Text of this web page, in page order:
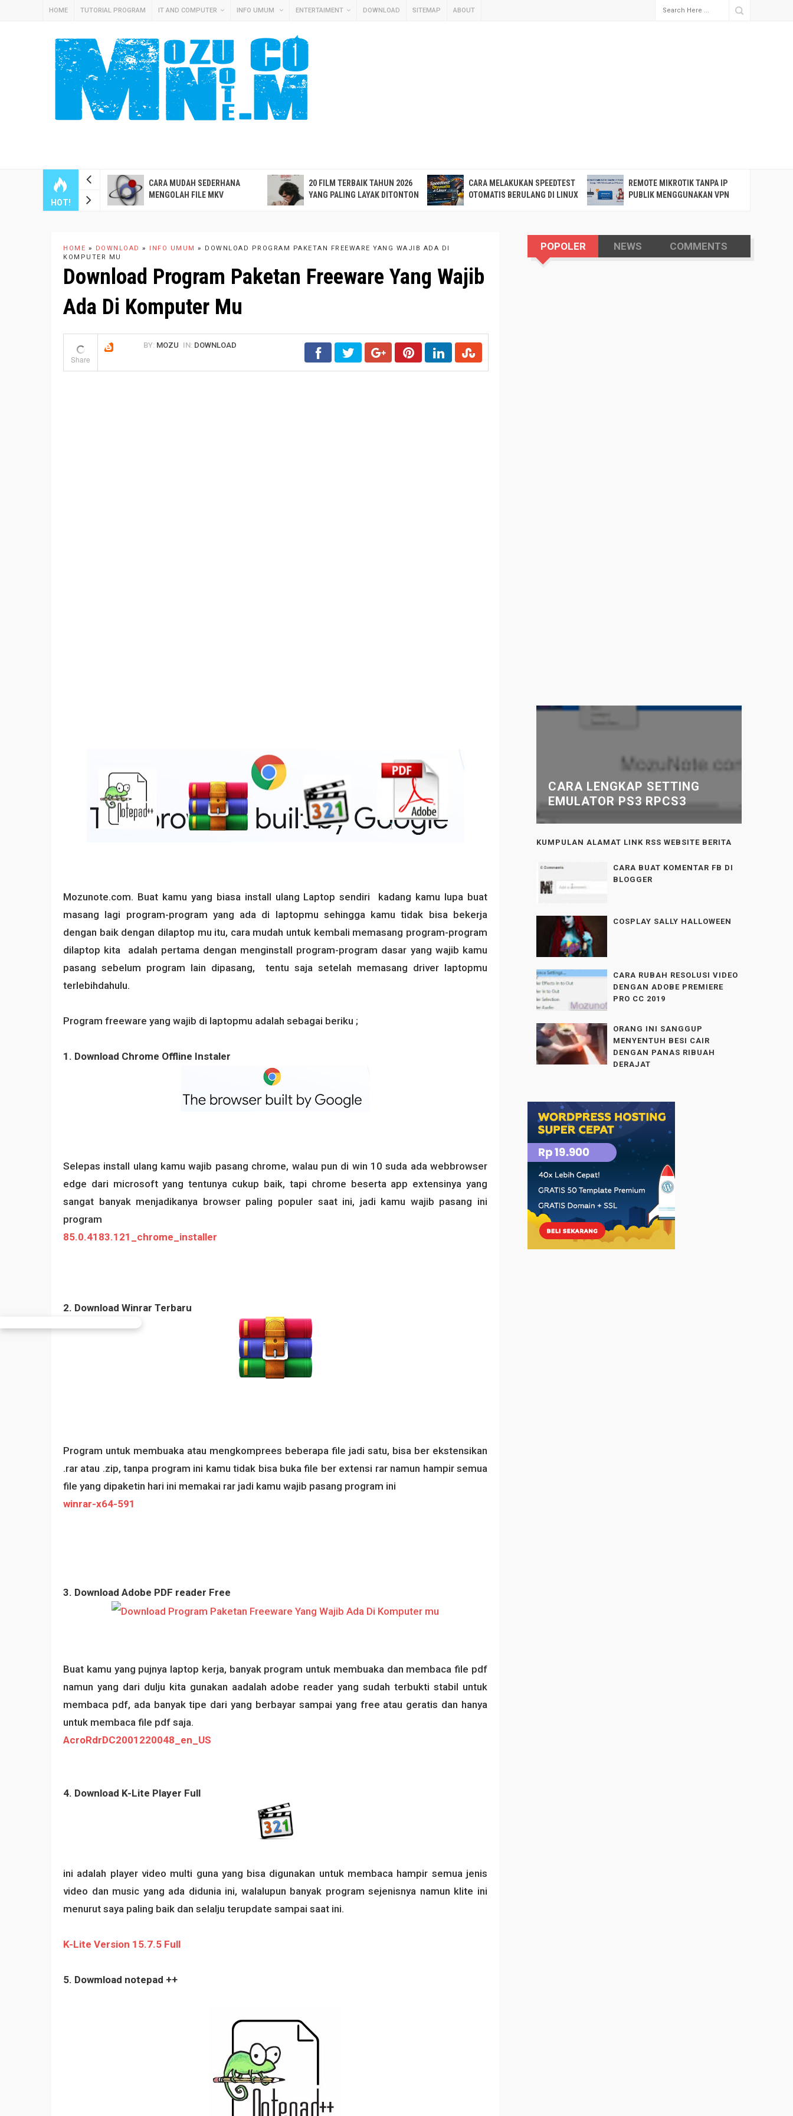
HOME TUTORIAL PROGRAM IT AND COMPUTER INFO UMUM ENTERTAIMENT DOWNLOAD SITEMAP ABOUT
HOT!
CEPAT INSTALL
OS DI
CARA MUDAH SEDERHANA
MENGOLAH FILE MKV
20 FILM TERBAIK TAHUN 2026
YANG PALING LAYAK DITONTON
CARA MELAKUKAN SPEEDTEST
OTOMATIS BERULANG DI LINUX
REMOTE MIKROTIK TANPA IP
PUBLIK MENGGUNAKAN VPN
HOME » DOWNLOAD » INFO UMUM » DOWNLOAD PROGRAM PAKETAN FREEWARE YANG WAJIB ADA DI
KOMPUTER MU
Download Program Paketan Freeware Yang Wajib
Ada Di Komputer Mu
BY: MOZU IN: DOWNLOAD
Mozunote.com. Buat kamu yang biasa install ulang Laptop sendiri kadang kamu lupa buat
masang lagi program-program yang ada di laptopmu sehingga kamu tidak bisa bekerja
dengan baik dengan dilaptop mu itu, cara mudah untuk kembali memasang program-program
dilaptop kita adalah pertama dengan menginstall program-program dasar yang wajib kamu
pasang sebelum program lain dipasang, tentu saja setelah memasang driver laptopmu
terlebihdahulu.
Program freeware yang wajib di laptopmu adalah sebagai beriku ;
1. Download Chrome Offline Instaler
Selepas install ulang kamu wajib pasang chrome, walau pun di win 10 suda ada webbrowser
edge dari microsoft yang tentunya cukup baik, tapi chrome beserta app extensinya yang
sangat banyak menjadikanya browser paling populer saat ini, jadi kamu wajib pasang ini
program
85.0.4183.121_chrome_installer
2. Download Winrar Terbaru
Program untuk membuaka atau mengkomprees beberapa file jadi satu, bisa ber ekstensikan
.rar atau .zip, tanpa program ini kamu tidak bisa buka file ber extensi rar namun hampir semua
file yang dipaketin hari ini memakai rar jadi kamu wajib pasang program ini
winrar-x64-591
3. Download Adobe PDF reader Free
Buat kamu yang pujnya laptop kerja, banyak program untuk membuaka dan membaca file pdf
namun yang dari dulju kita gunakan aadalah adobe reader yang sudah terbukti stabil untuk
membaca pdf, ada banyak tipe dari yang berbayar sampai yang free atau geratis dan hanya
untuk membaca file pdf saja.
AcroRdrDC2001220048_en_US
4. Download K-Lite Player Full
ini adalah player video multi guna yang bisa digunakan untuk membaca hampir semua jenis
video dan music yang ada didunia ini, walalupun banyak program sejenisnya namun klite ini
menurut saya paling baik dan selalju terupdate sampai saat ini.
K-Lite Version 15.7.5 Full
5. Dowmload notepad ++
POPOLER NEWS COMMENTS
CARA LENGKAP SETTING
EMULATOR PS3 RPCS3
KUMPULAN ALAMAT LINK RSS WEBSITE BERITA
CARA BUAT KOMENTAR FB DI
BLOGGER
COSPLAY SALLY HALLOWEEN
CARA RUBAH RESOLUSI VIDEO
DENGAN ADOBE PREMIERE
PRO CC 2019
ORANG INI SANGGUP
MENYENTUH BESI CAIR
DENGAN PANAS RIBUAH
DERAJAT